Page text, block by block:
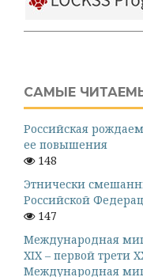
САМЫЕ
Российская
ее повышения
148
Этнически
Российской
147
Международная
XIX – первой трети
Международная